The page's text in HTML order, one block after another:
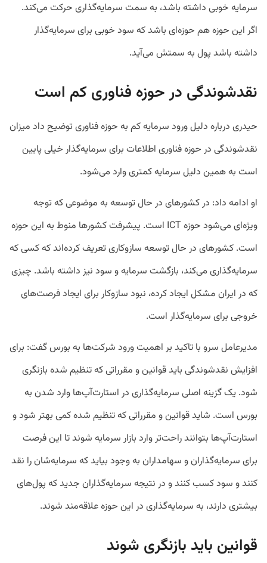
سرمایه خوبی داشته باشد، به سمت سرمایه‌گذاری حرکت می‌کند.
اگر این حوزه هم حوزه‌ای باشد که سود خوبی برای سرمایه‌گذار
داشته باشد پول به سمتش می‌آید.
نقدشوندگی در حوزه فناوری کم است
حیدری درباره دلیل ورود سرمایه کم به حوزه فناوری توضیح داد میزان
نقدشوندگی در حوزه فناوری اطلاعات برای سرمایه‌گذار خیلی پایین
است به همین دلیل سرمایه کمتری وارد می‌شود.
او ادامه داد: در کشورهای در حال توسعه به موضوعی که توجه
ویژه‌ای می‌شود حوزه ICT است. پیشرفت کشورها منوط به این حوزه
است. کشورهای در حال‌ توسعه سازوکاری تعریف کرده‌اند که کسی که
سرمایه‌گذاری می‌کند، بازگشت سرمایه و سود نیز داشته باشد. چیزی
که در ایران مشکل ایجاد کرده، نبود سازوکار برای ایجاد فرصت‌های
خروجی برای سرمایه‌گذار است.
مدیرعامل سرو با تاکید بر اهمیت ورود شرکت‌ها به بورس گفت: برای
افزایش نقدشوندگی باید قوانین و مقرراتی که تنظیم‌ شده بازنگری
شود. یک گزینه اصلی سرمایه‌گذاری در استارت‌آپ‌ها وارد شدن به
بورس است. شاید قوانین و مقرراتی که تنظیم‌ شده کمی بهتر شود و
استارت‌آپ‌ها بتوانند راحت‌تر وارد بازار سرمایه شوند تا این فرصت
برای سرمایه‌گذاران و سهامداران به‌ وجود بیاید که سرمایه‌شان را نقد
کنند و سود کسب کنند و در نتیجه سرمایه‌گذاران جدید که پول‌های
بیشتری دارند، به سرمایه‌گذاری در این حوزه علاقه‌مند شوند.
قوانین باید بازنگری شوند